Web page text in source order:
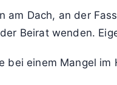
am Dach, an der
Beirat wenden.
bei einem Mangel im